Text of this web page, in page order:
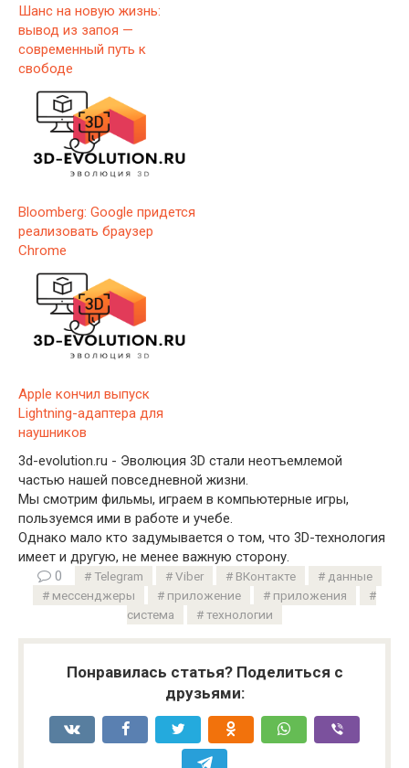
Шанс на новую жизнь:
вывод из запоя —
современный путь к
свободе
Bloomberg: Google придется
реализовать браузер
Chrome
Apple кончил выпуск
Lightning-адаптера для
наушников
3d-evolution.ru - Эволюция 3D стали неотъемлемой
частью нашей повседневной жизни.
Мы смотрим фильмы, играем в компьютерные игры,
пользуемся ими в работе и учебе.
Однако мало кто задумывается о том, что 3D-технология
имеет и другую, не менее важную сторону.
0
Telegram Viber ВКонтакте
данные
мессенджеры
приложение
приложения
система
технологии
Понравилась статья? Поделиться с
друзьями: